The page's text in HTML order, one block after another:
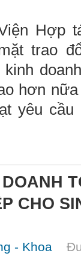
Hợp
trao
kinh
hơn
yêu
CHO
- Khoa